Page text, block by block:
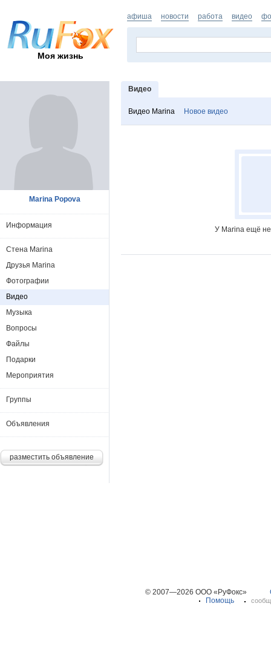
Моя жизнь
афиша новости работа видео
Видео
Видео Marina Новое видео
У Marina ещё
Marina Popova
Информация
Стена Marina
Друзья Marina
Фотографии
Видео
Музыка
Вопросы
Файлы
Подарки
Мероприятия
Группы
Объявления
разместить объявление
© 2007—2026 ООО «РуФокс»
Помощь